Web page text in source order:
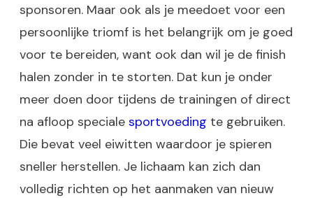
sponsoren. Maar ook als je meedoet voor een
persoonlijke triomf is het belangrijk om je goed
voor te bereiden, want ook dan wil je de finish
halen zonder in te storten. Dat kun je onder
meer doen door tijdens de trainingen of direct
na afloop speciale sportvoeding te gebruiken.
Die bevat veel eiwitten waardoor je spieren
sneller herstellen. Je lichaam kan zich dan
volledig richten op het aanmaken van nieuw